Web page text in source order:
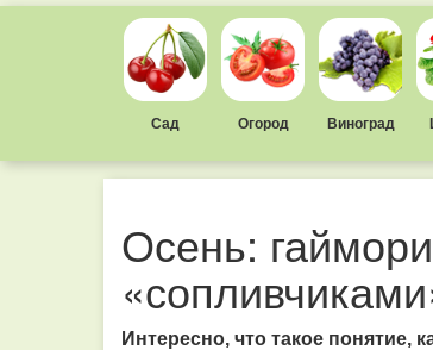
Сад Огород Виноград
Осень:
Интересно, что такое понятие,